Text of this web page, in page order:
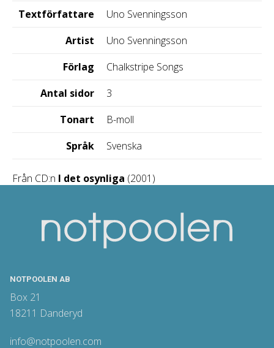
Textförfattare
Uno Svenningsson
Artist
Uno Svenningsson
Förlag
Chalkstripe Songs
Antal sidor
3
Tonart
B-moll
Språk
Svenska
Från CD:n I det osynliga (2001)
NOTPOOLEN AB
Box 21
18211 Danderyd
info@notpoolen.com